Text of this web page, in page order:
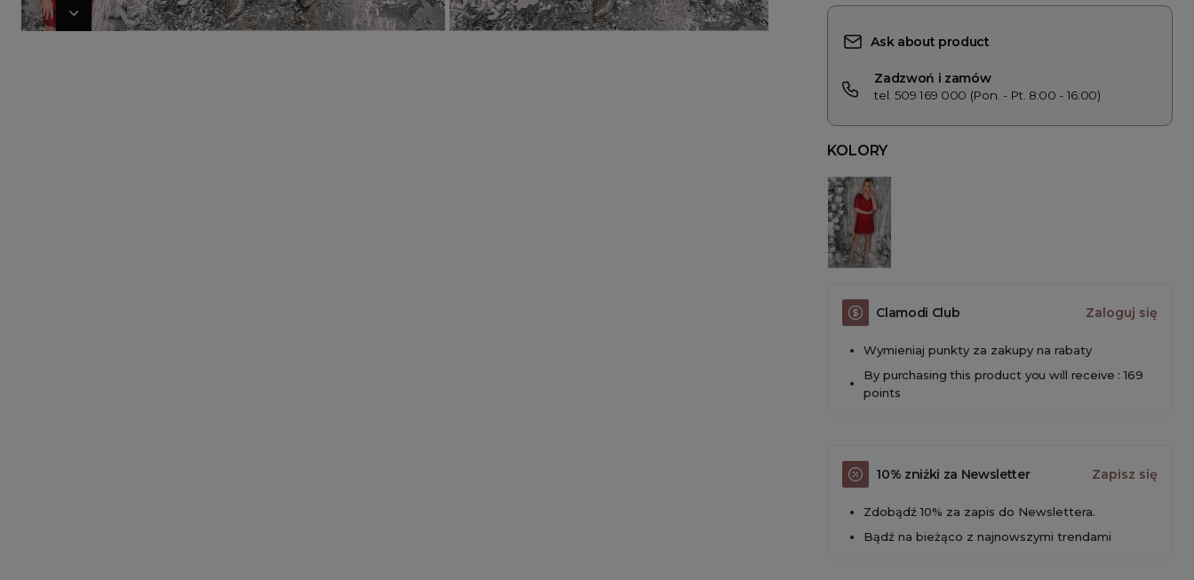
Ask about product
Zadzwoń i zamów
tel. 509 169 000 (Pon. - Pt. 8:00 - 16:00)
KOLORY
Clamodi Club Zaloguj się
Wymieniaj punkty za zakupy na rabaty
By purchasing this product you will receive : 169
points
10% zniżki za Newsletter Zapisz się
Zdobądź 10% za zapis do Newslettera.
Bądź na bieżąco z najnowszymi trendami